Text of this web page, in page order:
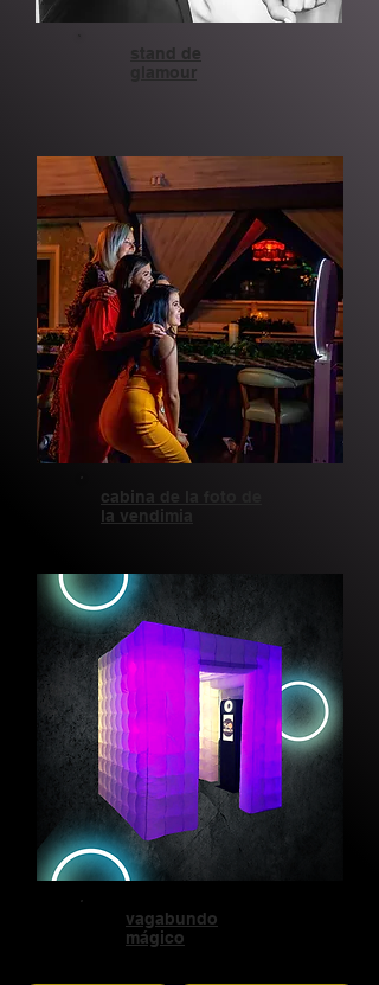
stand de
glamour
cabina de la foto de
la vendimia
vagabundo
mágico